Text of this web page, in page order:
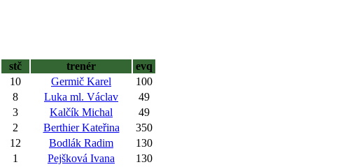
stč trenér
evq
10 Germič Karel
100
8 Luka ml. Václav
49
3 Kalčík Michal
49
2 Berthier Kateřina
350
12 Bodlák Radim
130
1 Pejšková Ivana
130